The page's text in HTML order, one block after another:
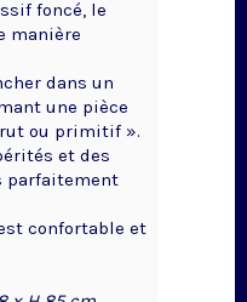
foncé, le
manière
dans un
une pièce
ou primitif ».
et des
parfaitement
confortable et